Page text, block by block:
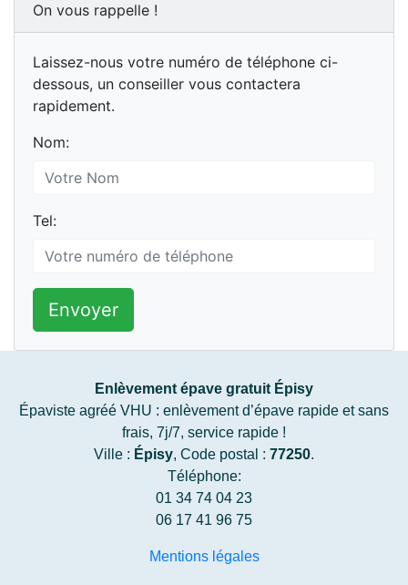
On vous rappelle !
Laissez-nous votre numéro de téléphone ci-
dessous, un conseiller vous contactera
rapidement.
Nom:
Tel:
Envoyer
Enlèvement épave gratuit Épisy
Épaviste agréé VHU : enlèvement d’épave rapide et sans
frais, 7j/7, service rapide !
Ville : Épisy, Code postal : 77250.
Téléphone:
01 34 74 04 23
06 17 41 96 75
Mentions légales